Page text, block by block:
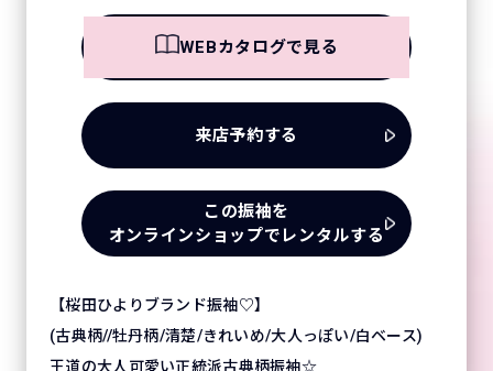
WEBカタログで見る
来店予約する
この振袖を
オンラインショップでレンタルする
【桜田ひよりブランド振袖♡】
(古典柄//牡丹柄/清楚/きれいめ/大人っぽい/白ベース)
王道の大人可愛い正統派古典柄振袖☆